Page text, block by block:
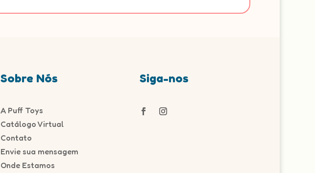
Sobre Nós
A Puff Toys
Catálogo Virtual
Contato
Envie sua mensagem
Onde Estamos
Siga-nos